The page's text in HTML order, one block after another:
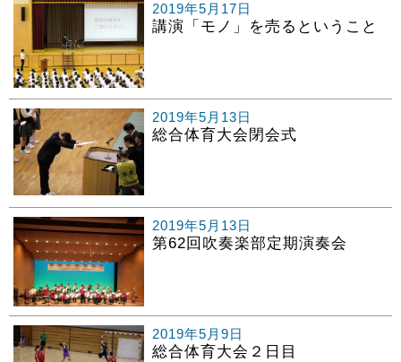
2019年5月17日
講演「モノ」を売るということ
2019年5月13日
総合体育大会閉会式
2019年5月13日
第62回吹奏楽部定期演奏会
2019年5月9日
総合体育大会２日目